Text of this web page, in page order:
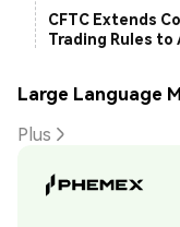
CFTC Extends
Trading Rules to
Large Language
Plus